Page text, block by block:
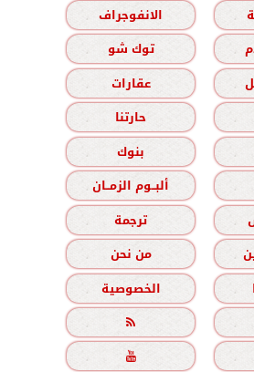
الانفوجراف
توك شو
عقارات
حارتنا
بنوك
ألبــوم الزمــان
ترجمة
من نحن
الخصوصية

